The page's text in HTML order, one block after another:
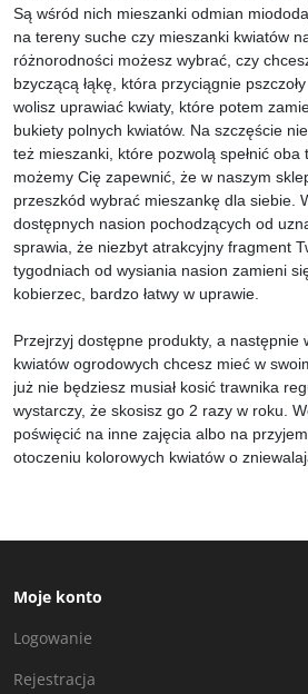
Są wśród nich mieszanki odmian
na tereny suche czy mieszanki kwiatów
różnorodności możesz wybrać, czy
bzyczącą łąkę, która przyciągnie
wolisz uprawiać kwiaty, które potem
bukiety polnych kwiatów. Na szczęście
też mieszanki, które pozwolą spełnić oba
możemy Cię zapewnić, że w naszym
przeszkód wybrać mieszankę dla siebie.
dostępnych nasion pochodzących od
sprawia, że niezbyt atrakcyjny fragment
tygodniach od wysiania nasion zamieni
kobierzec, bardzo łatwy w uprawie.
Przejrzyj dostępne produkty, a następnie
kwiatów ogrodowych chcesz mieć w
już nie będziesz musiał kosić trawnika
wystarczy, że skosisz go 2 razy w roku.
poświęcić na inne zajęcia albo na
otoczeniu kolorowych kwiatów o
Moje konto
Logowanie
Rejestracja